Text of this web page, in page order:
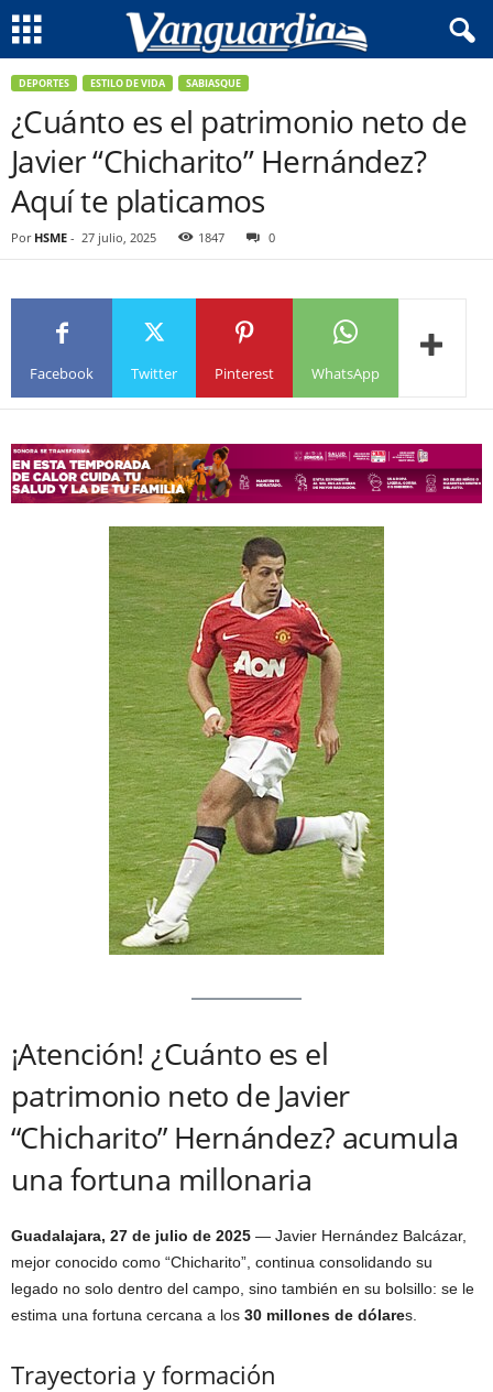
DEPORTES ESTILO DE VIDA SABIASQUE
¿Cuánto es el patrimonio neto de
Javier “Chicharito” Hernández?
Aquí te platicamos
Por HSME - 27 julio, 2025 1847 0
Facebook Twitter Pinterest WhatsApp
¡Atención! ¿Cuánto es el
patrimonio neto de Javier
“Chicharito” Hernández? acumula
una fortuna millonaria
Guadalajara, 27 de julio de 2025 — Javier Hernández Balcázar,
mejor conocido como “Chicharito”, continua consolidando su
legado no solo dentro del campo, sino también en su bolsillo: se le
estima una fortuna cercana a los 30 millones de dólares.
Trayectoria y formación